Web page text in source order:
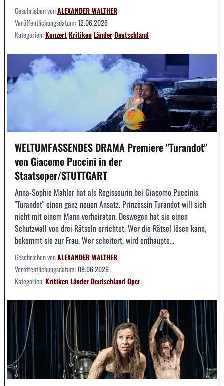
Geschrieben vonALEXANDER WALTHER
Veröffentlichungsdatum:12.06.2026
Kategorien:KonzertKritikenLänderDeutschland
WELTUMFASSENDES DRAMA Premiere "Turandot"
von Giacomo Puccini in der
Staatsoper/STUTTGART
Anna-Sophie Mahler hat als Regisseurin bei Giacomo Puccinis
"Turandot" einen ganz neuen Ansatz. Prinzessin Turandot will sich
nicht mit einem Mann verheiraten. Deswegen hat sie einen
Schutzwall von drei Rätseln errichtet. Wer die Rätsel lösen kann,
bekommt sie zur Frau. Wer scheitert, wird enthaupte...
Geschrieben vonALEXANDER WALTHER
Veröffentlichungsdatum:08.06.2026
Kategorien:KritikenLänderDeutschlandOper